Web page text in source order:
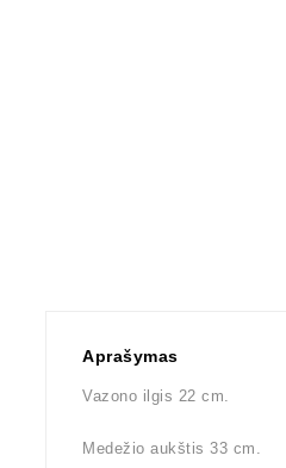
Aprašymas
Vazono ilgis 22 cm.
Medežio aukštis 33 cm.